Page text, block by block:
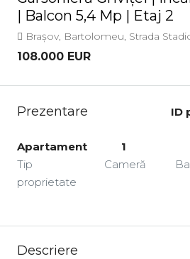
| Balcon 5,4 Mp | Etaj 2
Brașov, Bartolomeu, Strada
108.000 EUR
Prezentare ID
Apartament
Tip
proprietate
1
Cameră
Descriere